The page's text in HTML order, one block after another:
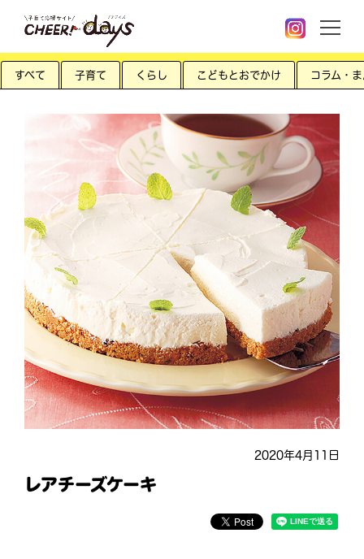
すべて 子育て くらし こどもとおでかけ コラム・
2020年4月11日
レアチーズケーキ